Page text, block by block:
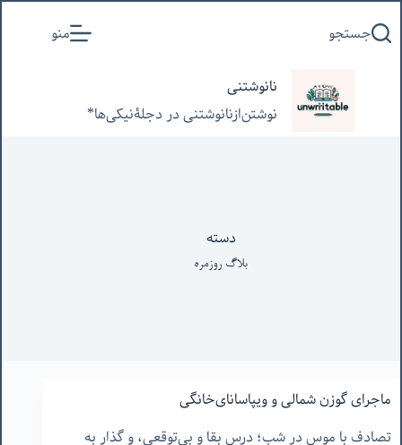
به
جستجو منو
نانوشتنی
نوشتن‌از‌نانوشتنی‌ در‌ دجلۀنیکی‌ها*
دسته
بلاگ روزمره
ماجرای گوزن شمالی و‌ ویپاسانای‌خانگی
تصادف با موس در شب؛ درس بقا و بی‌توقعی، و گذار به